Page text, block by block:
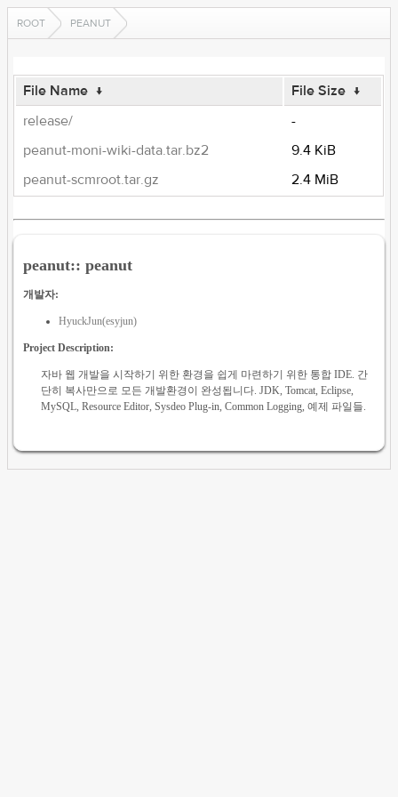
ROOT PEANUT
File Name ↓ File Size ↓
release/
-
peanut-moni-wiki-data.tar.bz2
9.4 KiB
peanut-scmroot.tar.gz
2.4 MiB
peanut:: peanut
개발자:
HyuckJun(esyjun)
Project Description:
자바 웹 개발을 시작하기 위한 환경을 쉽게 마련하기 위한 통합 IDE. 간
단히 복사만으로 모든 개발환경이 완성됩니다. JDK, Tomcat, Eclipse,
MySQL, Resource Editor, Sysdeo Plug-in, Common Logging, 예제 파일들.